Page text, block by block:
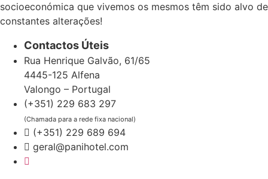
socioeconómica que vivemos os mesmos têm sido alvo de
constantes alterações!
Contactos Úteis
Rua Henrique Galvão, 61/65
4445-125 Alfena
Valongo – Portugal
(+351) 229 683 297
(Chamada para a rede fixa nacional)
(+351) 229 689 694
geral@panihotel.com